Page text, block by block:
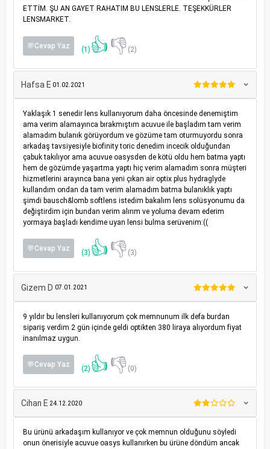
ETTİM. ŞU AN GAYET RAHATIM BU LENSLERLE. TEŞEKKÜRLER
LENSMARKET.
💬Cevap Yaz (1) 👍👎(2)
Hafsa E 01.02.2021
Yaklaşık 1 senedir lens kullanıyorum daha öncesinde denemiştim
ama verim alamayınca bırakmıştım acuvue ile başladım tam verim
alamadım bulanık görüyordum ve gözüme tam oturmuyordu sonra
arkadaş tavsiyesiyle biofinity toric denedim incecik olduğundan
çabuk takılıyor ama acuvue oasysden de kötü oldu hem batma yaptı
hem de gözümde yaşartma yaptı hiç verim alamadım sonra müşteri
hizmetlerini arayınca bana yeni çıkan air optix plus hydraglyde
kullandım ondan da tam verim alamadım batma bulanıklık yaptı
şimdi bausch&lomb softlens istedim bakalım lens solüsyonumu da
değiştirdim için bundan verim alırım ve yoluma devam ederim
yormaya başladı kendime uyan lensi bulma serüvenim:((
💬Cevap Yaz (3) 👍👎(3)
Gizem D 07.01.2021
9 yıldır bu lensleri kullanıyorum çok memnunum ilk defa burdan
sipariş verdim 2 gün içinde geldi optikten 380 liraya alıyordum fiyat
inanılmaz uygun.
💬Cevap Yaz (2) 👍👎(0)
Cihan E 24.12.2020
Bu ürünü arkadaşım kullanıyor ve çok memnun olduğunu söyledi
onun önerisiyle acuvue oasys kullanırken bu ürüne döndüm ancak